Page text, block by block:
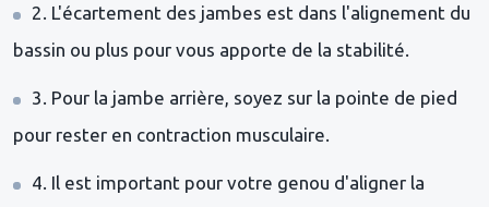
2. L'écartement des jambes est dans l'alignement du
bassin ou plus pour vous apporte de la stabilité.
3. Pour la jambe arrière, soyez sur la pointe de pied
pour rester en contraction musculaire.
4. Il est important pour votre genou d'aligner la